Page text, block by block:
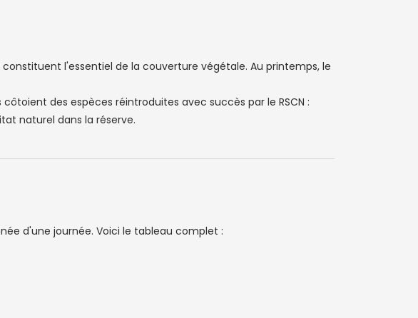
l'essentiel de la couverture végétale. Au printemps, le
des espèces réintroduites avec succès par le RSCN :
naturel dans la réserve.
d'une journée. Voici le tableau complet :